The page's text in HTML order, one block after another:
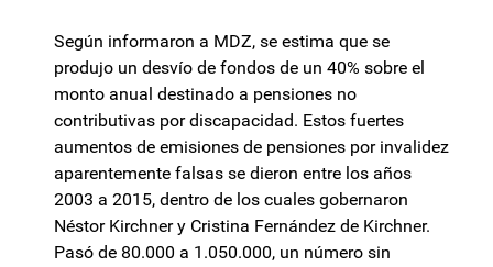
Según informaron a MDZ, se estima que se
produjo un desvío de fondos de un 40% sobre el
monto anual destinado a pensiones no
contributivas por discapacidad. Estos fuertes
aumentos de emisiones de pensiones por invalidez
aparentemente falsas se dieron entre los años
2003 a 2015, dentro de los cuales gobernaron
Néstor Kirchner y Cristina Fernández de Kirchner.
Pasó de 80.000 a 1.050.000, un número sin